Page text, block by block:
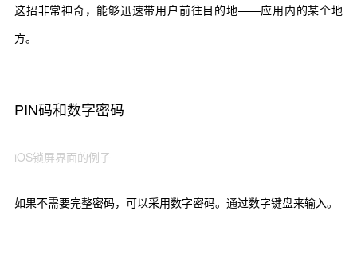
这招非常神奇，能够迅速带用户前往目的地——应用内的某个地
方。
PIN码和数字密码
iOS锁屏界面的例子
如果不需要完整密码，可以采用数字密码。通过数字键盘来输入。